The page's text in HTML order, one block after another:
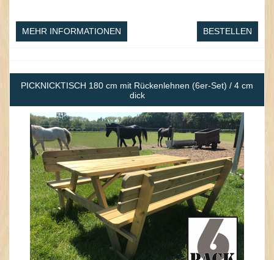
MEHR INFORMATIONEN BESTELLEN
PICKNICKTISCH 180 cm mit Rückenlehnen (6er-Set) / 4 cm
dick